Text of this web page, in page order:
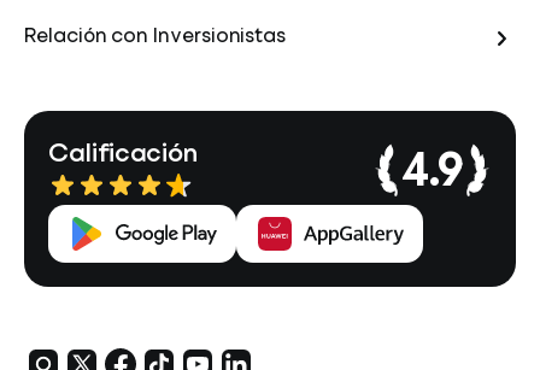
Relación con Inversionistas
Calificación 4.9